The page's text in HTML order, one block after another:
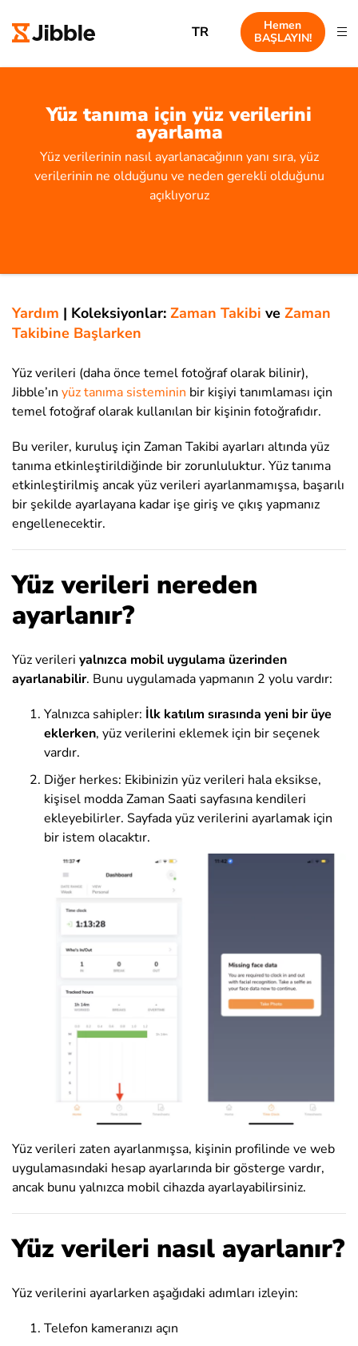
TR
Hemen
BAŞLAYIN!
Yüz tanıma için yüz verilerini
ayarlama
Yüz verilerinin nasıl ayarlanacağının yanı sıra, yüz
verilerinin ne olduğunu ve neden gerekli olduğunu
açıklıyoruz
Yardım | Koleksiyonlar: Zaman Takibi ve Zaman
Takibine Başlarken
Yüz verileri (daha önce temel fotoğraf olarak bilinir),
Jibble’ın yüz tanıma sisteminin bir kişiyi tanımlaması için
temel fotoğraf olarak kullanılan bir kişinin fotoğrafıdır.
Bu veriler, kuruluş için Zaman Takibi ayarları altında yüz
tanıma etkinleştirildiğinde bir zorunluluktur. Yüz tanıma
etkinleştirilmiş ancak yüz verileri ayarlanmamışsa, başarılı
bir şekilde ayarlayana kadar işe giriş ve çıkış yapmanız
engellenecektir.
Yüz verileri nereden
ayarlanır?
Yüz verileri yalnızca mobil uygulama üzerinden
ayarlanabilir. Bunu uygulamada yapmanın 2 yolu vardır:
Yalnızca sahipler: İlk katılım sırasında yeni bir üye
eklerken, yüz verilerini eklemek için bir seçenek
vardır.
Diğer herkes: Ekibinizin yüz verileri hala eksikse,
kişisel modda Zaman Saati sayfasına kendileri
ekleyebilirler. Sayfada yüz verilerini ayarlamak için
bir istem olacaktır.
Yüz verileri zaten ayarlanmışsa, kişinin profilinde ve web
uygulamasındaki hesap ayarlarında bir gösterge vardır,
ancak bunu yalnızca mobil cihazda ayarlayabilirsiniz.
Yüz verileri nasıl ayarlanır?
Yüz verilerini ayarlarken aşağıdaki adımları izleyin:
Telefon kameranızı açın